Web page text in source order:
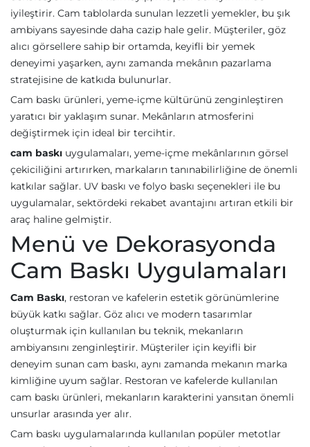
iyileştirir. Cam tablolarda sunulan lezzetli yemekler, bu şık
ambiyans sayesinde daha cazip hale gelir. Müşteriler, göz
alıcı görsellere sahip bir ortamda, keyifli bir yemek
deneyimi yaşarken, aynı zamanda mekânın pazarlama
stratejisine de katkıda bulunurlar.
Cam baskı ürünleri, yeme-içme kültürünü zenginleştiren
yaratıcı bir yaklaşım sunar. Mekânların atmosferini
değiştirmek için ideal bir tercihtir.
cam baskı uygulamaları, yeme-içme mekânlarının görsel
çekiciliğini artırırken, markaların tanınabilirliğine de önemli
katkılar sağlar. UV baskı ve folyo baskı seçenekleri ile bu
uygulamalar, sektördeki rekabet avantajını artıran etkili bir
araç haline gelmiştir.
Menü ve Dekorasyonda
Cam Baskı Uygulamaları
Cam Baskı, restoran ve kafelerin estetik görünümlerine
büyük katkı sağlar. Göz alıcı ve modern tasarımlar
oluşturmak için kullanılan bu teknik, mekanların
ambiyansını zenginleştirir. Müşteriler için keyifli bir
deneyim sunan cam baskı, aynı zamanda mekanın marka
kimliğine uyum sağlar. Restoran ve kafelerde kullanılan
cam baskı ürünleri, mekanların karakterini yansıtan önemli
unsurlar arasında yer alır.
Cam baskı uygulamalarında kullanılan popüler metotlar